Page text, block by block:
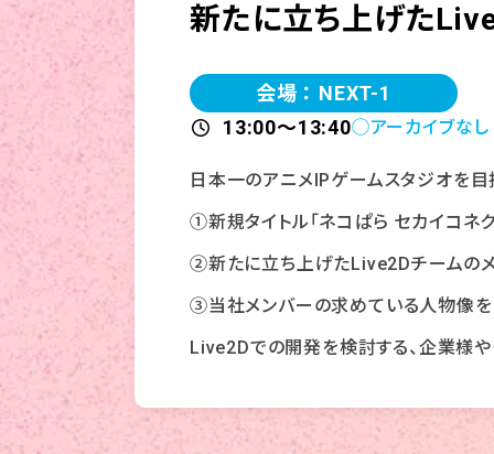
新たに立ち上げた
会場 ： NEXT-1
13:00～13:40◯アーカイブなし
日本一のアニメIPゲームスタジオを目
①新規タイトル「ネコぱら セカイコネ
②新たに立ち上げたLive2Dチームの
③当社メンバーの求めている人物像
Live2Dでの開発を検討する、企業様